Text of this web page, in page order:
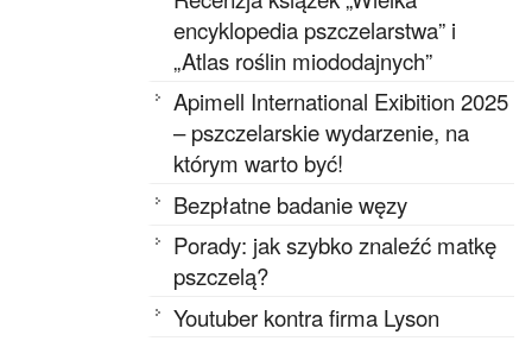
encyklopedia pszczelarstwa” i
„Atlas roślin miododajnych”
Apimell International Exibition 2025
– pszczelarskie wydarzenie, na
którym warto być!
Bezpłatne badanie węzy
Porady: jak szybko znaleźć matkę
pszczelą?
Youtuber kontra firma Lyson